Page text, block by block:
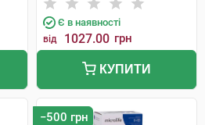
Є в наявності
від 1027.00 грн
КУПИТИ
−500 грн